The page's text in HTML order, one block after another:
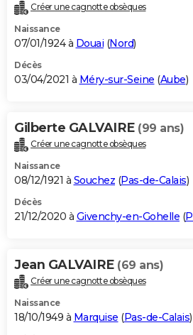
Créer une cagnotte obsèques
Naissance
07/01/1924 à Douai (Nord)
Décès
03/04/2021 à Méry-sur-Seine (Aube)
Gilberte GALVAIRE (99 ans)
Créer une cagnotte obsèques
Naissance
08/12/1921 à Souchez (Pas-de-Calais)
Décès
21/12/2020 à Givenchy-en-Gohelle (
Jean GALVAIRE (69 ans)
Créer une cagnotte obsèques
Naissance
18/10/1949 à Marquise (Pas-de-Calais)